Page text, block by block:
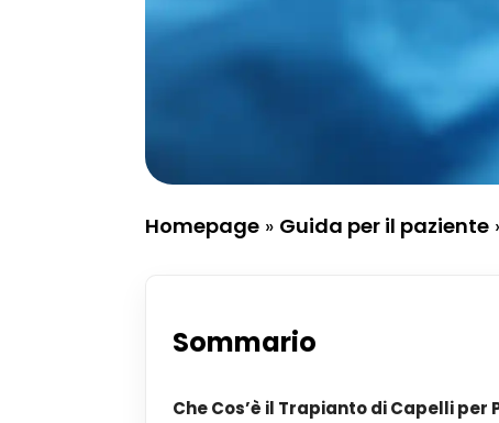
Homepage » Guida per il paziente
Sommario
Che Cos’è il Trapianto di Capelli per